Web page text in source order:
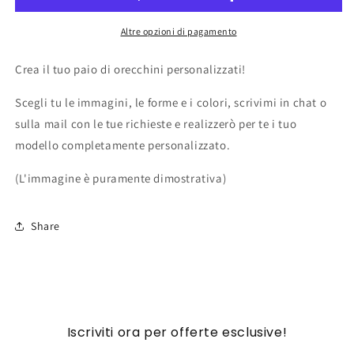
Altre opzioni di pagamento
Crea il tuo paio di orecchini personalizzati!
Scegli tu le immagini, le forme e i colori, scrivimi in chat o
sulla mail con le tue richieste e realizzerò per te i tuo
modello completamente personalizzato.
(L'immagine è puramente dimostrativa)
Share
Iscriviti ora per offerte esclusive!